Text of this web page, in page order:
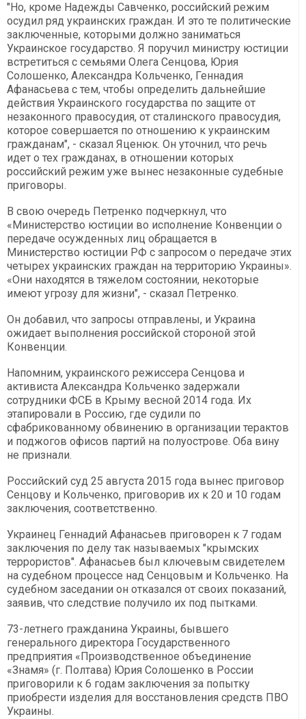
"Но, кроме Надежды Савченко, российский режим
осудил ряд украинских граждан. И это те политические
заключенные, которыми должно заниматься
Украинское государство. Я поручил министру юстиции
встретиться с семьями Олега Сенцова, Юрия
Солошенко, Александра Кольченко, Геннадия
Афанасьева с тем, чтобы определить дальнейшие
действия Украинского государства по защите от
незаконного правосудия, от сталинского правосудия,
которое совершается по отношению к украинским
гражданам", - сказал Яценюк. Он уточнил, что речь
идет о тех гражданах, в отношении которых
российский режим уже вынес незаконные судебные
приговоры.
В свою очередь Петренко подчеркнул, что
«Министерство юстиции во исполнение Конвенции о
передаче осужденных лиц обращается в
Министерство юстиции РФ с запросом о передаче этих
четырех украинских граждан на территорию Украины».
«Они находятся в тяжелом состоянии, некоторые
имеют угрозу для жизни", - сказал Петренко.
Он добавил, что запросы отправлены, и Украина
ожидает выполнения российской стороной этой
Конвенции.
Напомним, украинского режиссера Сенцова и
активиста Александра Кольченко задержали
сотрудники ФСБ в Крыму весной 2014 года. Их
этапировали в Россию, где судили по
сфабрикованному обвинению в организации терактов
и поджогов офисов партий на полуострове. Оба вину
не признали.
Российский суд 25 августа 2015 года вынес приговор
Сенцову и Кольченко, приговорив их к 20 и 10 годам
заключения, соответственно.
Украинец Геннадий Афанасьев приговорен к 7 годам
заключения по делу так называемых "крымских
террористов". Афанасьев был ключевым свидетелем
на судебном процессе над Сенцовым и Кольченко. На
судебном заседании он отказался от своих показаний,
заявив, что следствие получило их под пытками.
73-летнего гражданина Украины, бывшего
генерального директора Государственного
предприятия «Производственное объединение
«Знамя» (г. Полтава) Юрия Солошенко в России
приговорили к 6 годам заключения за попытку
приобрести изделия для восстановления средств ПВО
Украины.